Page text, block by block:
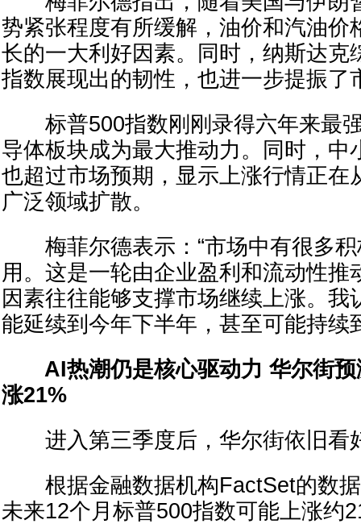
势紧张程度有所缓解，油价和汽油价
长的一大利好因素。同时，纳斯达克
指数展现出的韧性，也进一步提振了
标普500指数刚刚录得六年来最
导体板块成为最大推动力。同时，中
也超过市场预期，显示上涨行情正在
广泛领域扩散。
梅菲尔德表示：“市场中有很多积
用。这是一轮由企业盈利和流动性推
因素往往能够支撑市场继续上涨。我
能延续到今年下半年，甚至可能持续
AI热潮仍是核心驱动力 华尔街预
涨21%
进入第三季度后，华尔街依旧看
根据金融数据机构FactSet的数据
未来12个月标普500指数可能上涨约